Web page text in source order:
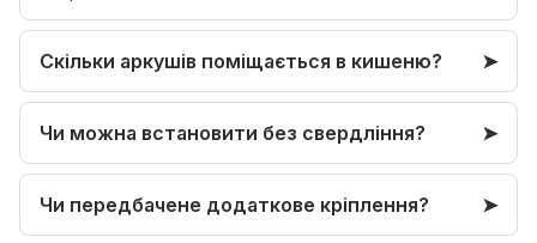
Скільки аркушів поміщається в кишеню?
Чи можна встановити без свердління?
Чи передбачене додаткове кріплення?